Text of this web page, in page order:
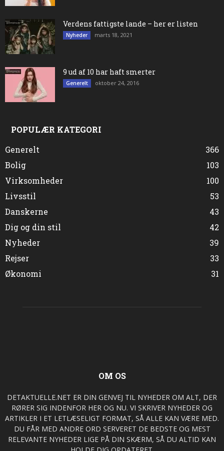
Verdens fattigste lande – her er listen
Nyheder marts 18, 2021
9 ud af 10 har haft smerter
Generelt oktober 24, 2016
POPULÆR KATEGORI
Generelt
366
Bolig
103
Virksomheder
100
Livsstil
53
Danskerne
43
Dig og din stil
42
Nyheder
39
Rejser
33
Økonomi
31
OM OS
DETAKTUELLE.NET ER DIN GENVEJ TIL NYHEDER OM ALT, DER
RØRER SIG INDENFOR HER OG NU. VI SKRIVER NYHEDER OG
ARTIKLER I ET LETLÆSELIGT FORMAT, SÅ ALLE KAN VÆRE MED.
DU FÅR MED ANDRE ORD SERVERET DE BEDSTE OG MEST
RELEVANTE NYHEDER LIGE PÅ DIN SKÆRM, SÅ DU ALTID KAN